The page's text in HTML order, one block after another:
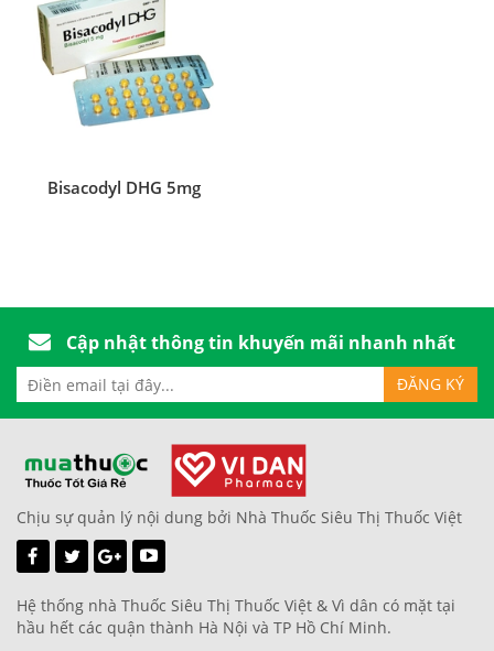
Bisacodyl DHG 5mg
Cập nhật thông tin khuyến mãi nhanh nhất
Chịu sự quản lý nội dung bởi Nhà Thuốc Siêu Thị Thuốc Việt
Hệ thống nhà Thuốc Siêu Thị Thuốc Việt & Vì dân có mặt tại
hầu hết các quận thành Hà Nội và TP Hồ Chí Minh.